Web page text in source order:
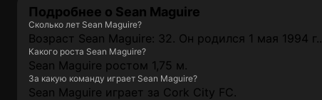
Подробнее о Sean Maguire
Сколько лет Sean Maguire?
Возраст Sean Maguire: 32. Он родился 1 мая 1994 г..
Какого роста Sean Maguire?
Sean Maguire ростом 1,75 м.
За какую команду играет Sean Maguire?
Sean Maguire играет за Cork City FC.